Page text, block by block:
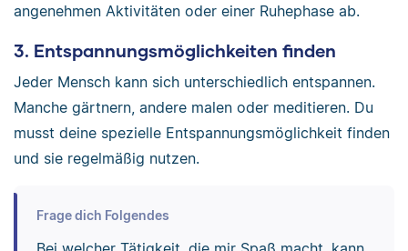
angenehmen Aktivitäten oder einer Ruhephase ab.
3. Entspannungsmöglichkeiten finden
Jeder Mensch kann sich unterschiedlich entspannen.
Manche gärtnern, andere malen oder meditieren. Du
musst deine spezielle Entspannungsmöglichkeit finden
und sie regelmäßig nutzen.
Frage dich Folgendes